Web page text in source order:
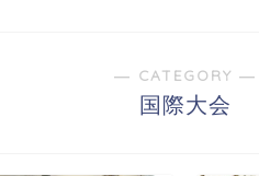
― CATEGORY ―
国際大会